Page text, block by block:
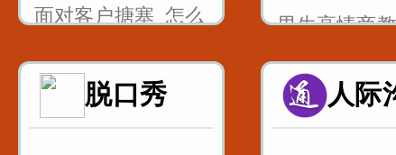
面对客户搪塞_怎么
做销售如何巧妙回
答_太贵了
男生高情商
知识点_女生
是不是胖了
脱口秀 人际